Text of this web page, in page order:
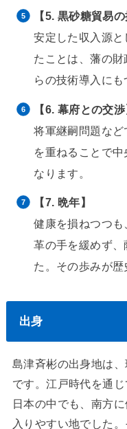
【5. 黒砂糖貿易の
安定した収入源
たことは、藩の
らの技術導入にも
【6. 幕府との交渉
将軍継嗣問題な
を重ねることで
なります。
【7. 晩年】
健康を損ねつつ
革の手を緩めず
た。その歩みが歴
出身
島津斉彬の出身地は
です。江戸時代を通
日本の中でも、南方
入りやすい地でした